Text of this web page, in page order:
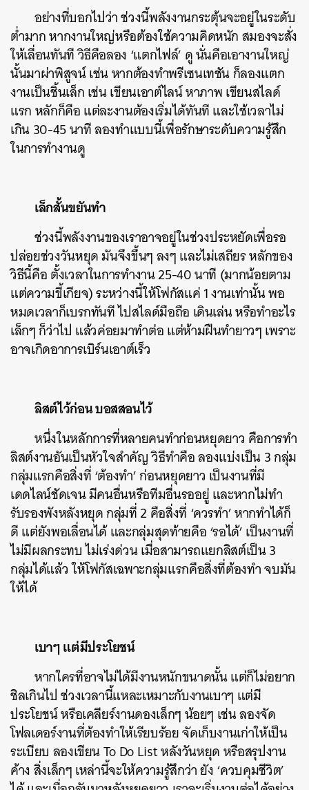
อย่างที่บอกไปว่า ช่วงนี้พลังงานกระตุ้นจะอยู่ในระดับ
ต่ำมาก หากงานใหญ่หรือต้องใช้ความคิดหนัก สมองจะสั่ง
ให้เลื่อนทันที วิธีคือลอง ‘แตกไฟล์’ ดู นั่นคือเอางานใหญ่
นั้นมาผ่าพิสูจน์ เช่น หากต้องทำพรีเซนเทชัน ก็ลองแตก
งานเป็นชิ้นเล็ก เช่น เขียนเอาต์ไลน์ หาภาพ เขียนสไลด์
แรก หลักก็คือ แต่ละงานต้องเริ่มได้ทันที และใช้เวลาไม่
เกิน 30-45 นาที ลองทำแบบนี้เพื่อรักษาระดับความรู้สึก
ในการทำงานดู
เล็กสั้นขยันทำ
ช่วงนี้พลังงานของเราอาจอยู่ในช่วงประหยัดเพื่อรอ
ปล่อยช่วงวันหยุด มันจึงขึ้นๆ ลงๆ และไม่เสถียร หลักของ
วิธีนี้คือ ตั้งเวลาในการทำงาน 25-40 นาที (มากน้อยตาม
แต่ความขี้เกียจ) ระหว่างนี้ให้โฟกัสแค่ 1 งานเท่านั้น พอ
หมดเวลาก็เบรกทันที ไปสไลด์มือถือ เดินเล่น หรือทำอะไร
เล็กๆ ก็ว่าไป แล้วค่อยมาทำต่อ แต่ห้ามฝืนทำยาวๆ เพราะ
อาจเกิดอาการเบิร์นเอาต์เร็ว
ลิสต์ไว้ก่อน บอสสอนไว้
หนึ่งในหลักการที่หลายคนทำก่อนหยุดยาว คือการทำ
ลิสต์งานอันเป็นหัวใจสำคัญ วิธีทำคือ ลองแบ่งเป็น 3 กลุ่ม
กลุ่มแรกคือสิ่งที่ ‘ต้องทำ’ ก่อนหยุดยาว เป็นงานที่มี
เดดไลน์ชัดเจน มีคนอื่นหรือทีมอื่นรออยู่ และหากไม่ทำ
รับรองพังหลังหยุด กลุ่มที่ 2 คือสิ่งที่ ‘ควรทำ’ หากทำได้ก็
ดี แต่ยังพอเลื่อนได้ และกลุ่มสุดท้ายคือ ‘รอได้’ เป็นงานที่
ไม่มีผลกระทบ ไม่เร่งด่วน เมื่อสามารถแยกลิสต์เป็น 3
กลุ่มได้แล้ว ให้โฟกัสเฉพาะกลุ่มแรกคือสิ่งที่ต้องทำ จบมัน
ให้ได้
เบาๆ แต่มีประโยชน์
หากใครที่อาจไม่ได้มีงานหนักขนาดนั้น แต่ก็ไม่อยาก
ชิลเกินไป ช่วงเวลานี้แหละเหมาะกับงานเบาๆ แต่มี
ประโยชน์ หรือเคลียร์งานดองเล็กๆ น้อยๆ เช่น ลองจัด
โฟลเดอร์งานที่ต้องทำให้เรียบร้อย จัดเก็บงานเก่าให้เป็น
ระเบียบ ลองเขียน To Do List หลังวันหยุด หรือสรุปงาน
ค้าง สิ่งเล็กๆ เหล่านี้จะให้ความรู้สึกว่า ยัง ‘ควบคุมชีวิต’